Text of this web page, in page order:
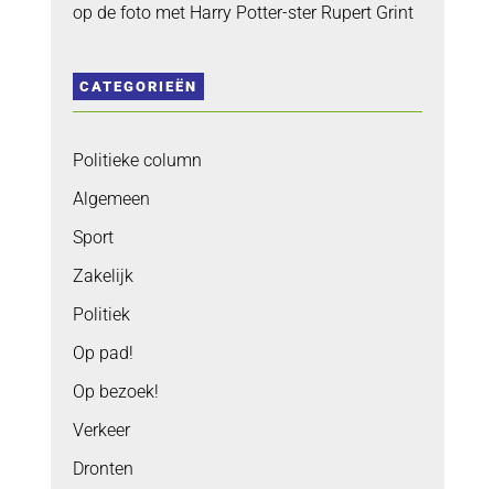
op de foto met Harry Potter-ster Rupert Grint
CATEGORIEËN
Politieke column
Algemeen
Sport
Zakelijk
Politiek
Op pad!
Op bezoek!
Verkeer
Dronten